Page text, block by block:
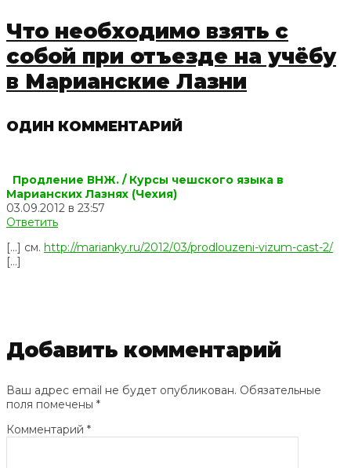
Что необходимо взять с
собой при отъезде на учёбу
в Марианские Лазни
ОДИН КОММЕНТАРИЙ
Продление ВНЖ. / Курсы чешского языка в
Марианских Лазнях (Чехия)
03.09.2012 в 23:57
Ответить
[…] см. http://marianky.ru/2012/03/prodlouzeni-vizum-cast-2/
[…]
Добавить комментарий
Ваш адрес email не будет опубликован. Обязательные
поля помечены *
Комментарий *